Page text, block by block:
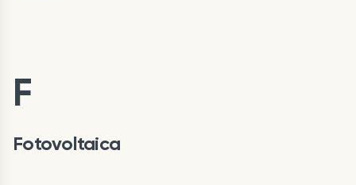
F
Fotovoltaica